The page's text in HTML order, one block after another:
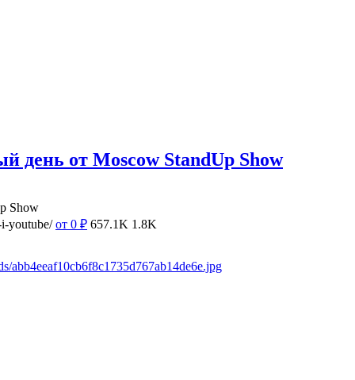
день от Moscow StandUp Show
Show
youtube/ от 0 ₽ 657.1K 1.8K
abb4eeaf10cb6f8c1735d767ab14de6e.jpg